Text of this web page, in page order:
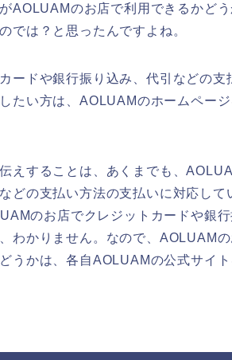
AOLUAMのお店で利用できるかど
では？と思ったんですよね。
ードや銀行振り込み、代引などの支
たい方は、AOLUAMのホームペー
えすることは、あくまでも、
どの支払い方法の支払いに対応して
のお店でクレジットカードや銀
わかりません。なので、AOLUAM
うかは、各自AOLUAMの公式サイ